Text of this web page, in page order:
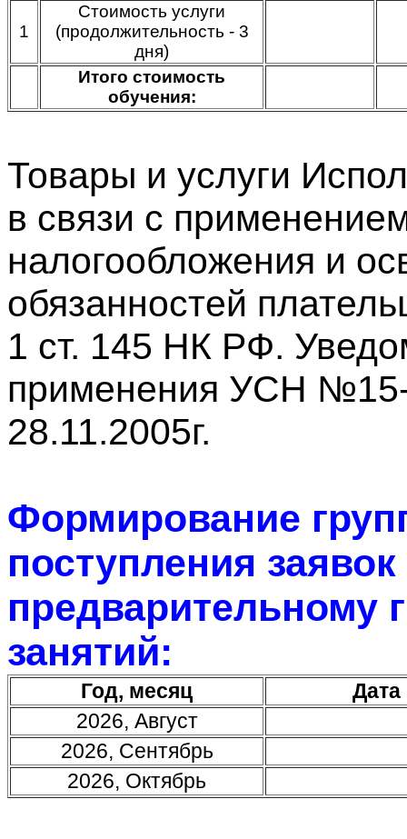
1
Стоимость услуги
(продолжительность - 3
дня)
Итого стоимость
обучения:
Товары и услуги
в связи с
налогообложения и
обязанностей
1 ст. 145 НК РФ.
применения УСН
28.11.2005г.
Формирование
поступления
предварительному
занятий:
Год, месяц
Дата
2026, Август
2026, Сентябрь
2026, Октябрь